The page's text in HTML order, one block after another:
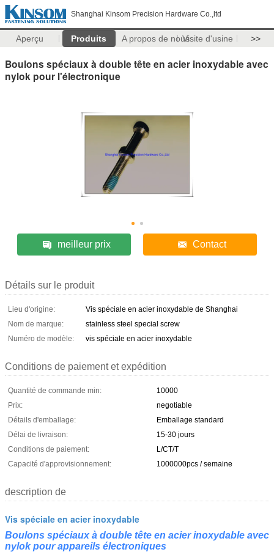
Shanghai Kinsom Precision Hardware Co.,ltd
Aperçu Produits A propos de nousVisite d'usine >>
Boulons spéciaux à double tête en acier inoxydable avec
nylok pour l'électronique
meilleur prix Contact
Détails sur le produit
Lieu d'origine:
Vis spéciale en acier inoxydable de Shanghai
Nom de marque:
stainless steel special screw
Numéro de modèle:
vis spéciale en acier inoxydable
Conditions de paiement et expédition
Quantité de commande min:
10000
Prix:
negotiable
Détails d'emballage:
Emballage standard
Délai de livraison:
15-30 jours
Conditions de paiement:
L/CT/T
Capacité d'approvisionnement:
1000000pcs / semaine
description de
Vis spéciale en acier inoxydable
Boulons spéciaux à double tête en acier inoxydable avec
nylok pour appareils électroniques